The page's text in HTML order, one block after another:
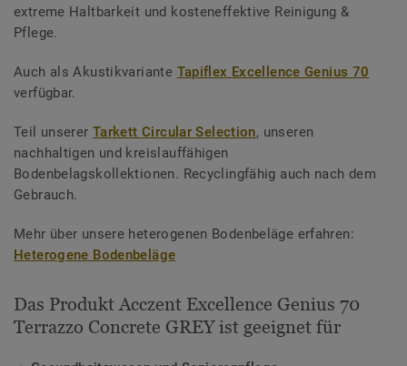
extreme Haltbarkeit und kosteneffektive Reinigung &
Pflege.
Auch als Akustikvariante Tapiflex Excellence Genius 70
verfügbar.
Teil unserer Tarkett Circular Selection, unseren
nachhaltigen und kreislauffähigen
Bodenbelagskollektionen. Recyclingfähig auch nach dem
Gebrauch.
Mehr über unsere heterogenen Bodenbeläge erfahren:
Heterogene Bodenbeläge
Das Produkt Acczent Excellence Genius 70
Terrazzo Concrete GREY ist geeignet für